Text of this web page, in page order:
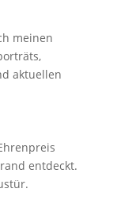
meinen
aktuellen
entdeckt.